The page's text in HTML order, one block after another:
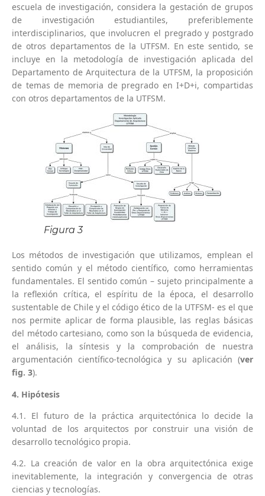
escuela de investigación, considera la gestación de grupos
de investigación estudiantiles, preferiblemente
interdisciplinarios, que involucren el pregrado y postgrado
de otros departamentos de la UTFSM. En este sentido, se
incluye en la metodología de investigación aplicada del
Departamento de Arquitectura de la UTFSM, la proposición
de temas de memoria de pregrado en I+D+i, compartidas
con otros departamentos de la UTFSM.
Figura 3
Los métodos de investigación que utilizamos, emplean el
sentido común y el método científico, como herramientas
fundamentales. El sentido común – sujeto principalmente a
la reflexión crítica, el espíritu de la época, el desarrollo
sustentable de Chile y el código ético de la UTFSM- es el que
nos permite aplicar de forma plausible, las reglas básicas
del método cartesiano, como son la búsqueda de evidencia,
el análisis, la síntesis y la comprobación de nuestra
argumentación científico-tecnológica y su aplicación (ver
fig. 3).
4. Hipótesis
4.1. El futuro de la práctica arquitectónica lo decide la
voluntad de los arquitectos por construir una visión de
desarrollo tecnológico propia.
4.2. La creación de valor en la obra arquitectónica exige
inevitablemente, la integración y convergencia de otras
ciencias y tecnologías.